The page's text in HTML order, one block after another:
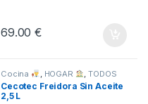
69.00€
Cocina , HOGAR ,TODOS
Cecotec Freidora Sin Aceite
2,5 L